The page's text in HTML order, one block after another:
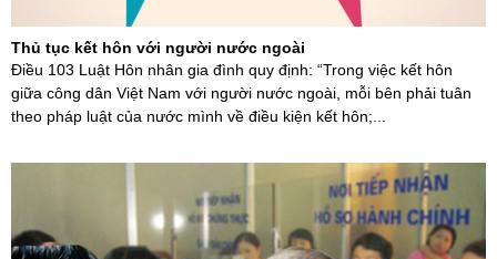
Thủ tục kết hôn với người nước ngoài
Điều 103 Luật Hôn nhân gia đình quy định: “Trong việc kết hôn
giữa công dân Việt Nam với người nước ngoài, mỗi bên phải tuân
theo pháp luật của nước mình về điều kiện kết hôn;...